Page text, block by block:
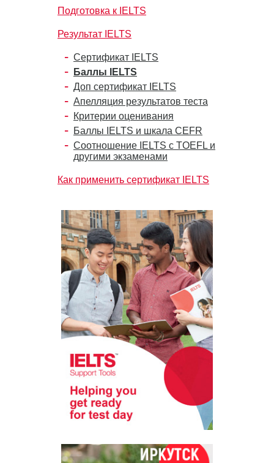
Подготовка к IELTS
Результат IELTS
Сертификат IELTS
Баллы IELTS
Доп сертификат IELTS
Апелляция результатов теста
Критерии оценивания
Баллы IELTS и шкала CEFR
Соотношение IELTS с TOEFL и
другими экзаменами
Как применить сертификат IELTS